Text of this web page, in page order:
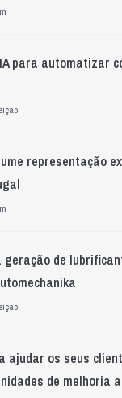
para automatizar
representação
geração de
ajudar os seus
de melhoria